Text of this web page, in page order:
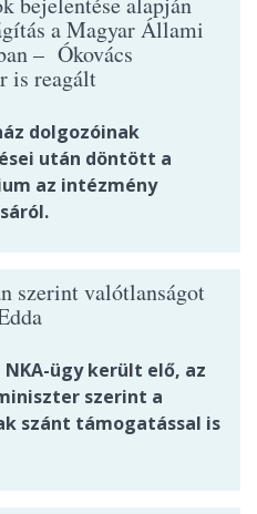
a Magyar Állami
– Ókovács
is reagált
dolgozóinak
után döntött a
az intézmény
szerint valótlanságot
ügy került elő, az
szerint a
szánt támogatással is